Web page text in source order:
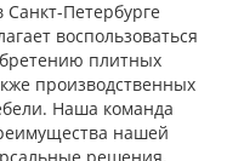
Петербурге
воспользоваться
плитных
производственных
Наша команда
нашей
решения,